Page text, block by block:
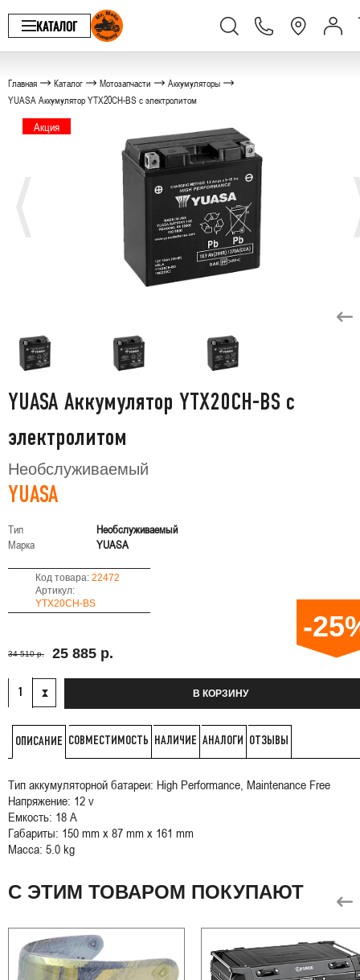
КАТАЛОГ
Главная Каталог Мотозапчасти
Аккумуляторы
YUASA Аккумулятор YTX20CH-BS с электролитом
Акция
YUASA Аккумулятор YTX20CH-BS с
электролитом
Необслуживаемый
YUASA
Тип
Необслуживаемый
Марка
YUASA
Код товара: 22472
Артикул:
YTX20CH-BS
34 510 р. 25 885 р.
-
В КОРЗИНУ
ОПИСАНИЕ СОВМЕСТИМОСТЬ НАЛИЧИЕ АНАЛОГИ ОТЗЫВЫ
Тип аккумуляторной батареи: High Performance, Maintenance Free
Напряжение: 12 v
Емкость: 18 A
Габариты: 150 mm x 87 mm x 161 mm
Масса: 5.0 kg
С ЭТИМ ТОВАРОМ ПОКУПАЮТ